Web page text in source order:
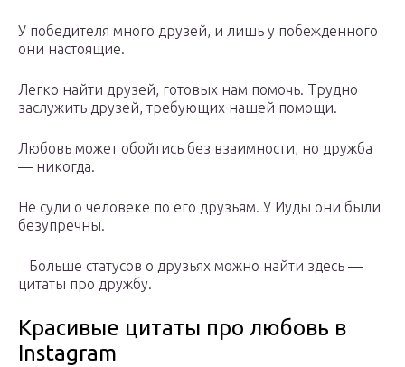
У победителя много друзей, и лишь у побежденного
они настоящие.
Легко найти друзей, готовых нам помочь. Трудно
заслужить друзей, требующих нашей помощи.
Любовь может обойтись без взаимности, но дружба
— никогда.
Не суди о человеке по его друзьям. У Иуды они были
безупречны.
Больше статусов о друзьях можно найти здесь ―
цитаты про дружбу.
Красивые цитаты про любовь в
Instagram